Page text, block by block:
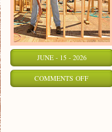
JUNE - 15 - 2026
COMMENTS OFFON